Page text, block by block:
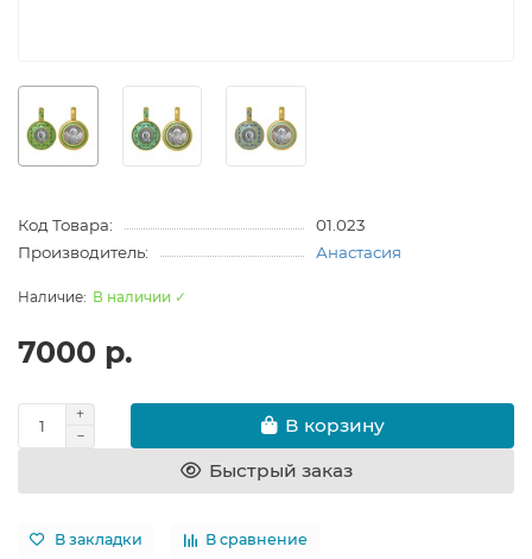
Код Товара:
01.023
Производитель:
Анастасия
В наличии ✓
7000 р.
В корзину
Быстрый заказ
В закладки В сравнение